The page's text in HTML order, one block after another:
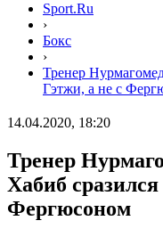
Sport.Ru
›
Бокс
›
Тренер
Гэтжи, а не с
14.04.2020, 18:20
Тренер
Хабиб
Фергюсоном